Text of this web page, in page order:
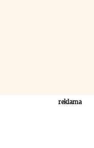
reklama